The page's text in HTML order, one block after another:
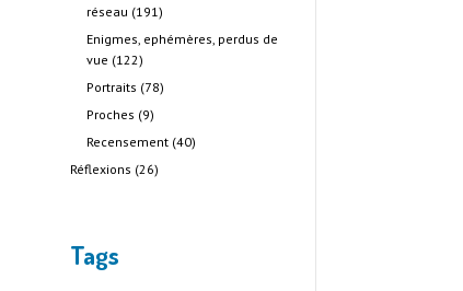
réseau (191)
Enigmes, ephémères, perdus de
vue (122)
Portraits (78)
Proches (9)
Recensement (40)
Réflexions (26)
Tags